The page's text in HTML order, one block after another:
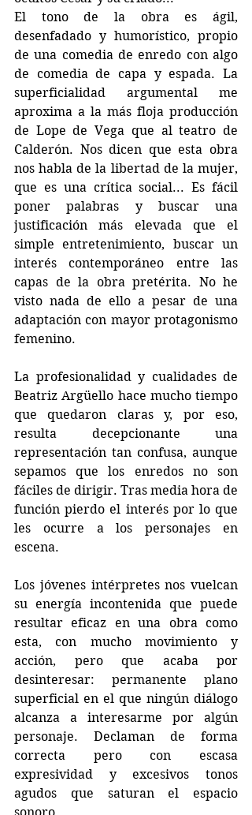
El tono de la obra es ágil,
desenfadado y humorístico, propio
de una comedia de enredo con algo
de comedia de capa y espada. La
superficialidad argumental me
aproxima a la más floja producción
de Lope de Vega que al teatro de
Calderón. Nos dicen que esta obra
nos habla de la libertad de la mujer,
que es una crítica social... Es fácil
poner palabras y buscar una
justificación más elevada que el
simple entretenimiento, buscar un
interés contemporáneo entre las
capas de la obra pretérita. No he
visto nada de ello a pesar de una
adaptación con mayor protagonismo
femenino.
La profesionalidad y cualidades de
Beatriz Argüello hace mucho tiempo
que quedaron claras y, por eso,
resulta decepcionante una
representación tan confusa, aunque
sepamos que los enredos no son
fáciles de dirigir. Tras media hora de
función pierdo el interés por lo que
les ocurre a los personajes en
escena.
Los jóvenes intérpretes nos vuelcan
su energía incontenida que puede
resultar eficaz en una obra como
esta, con mucho movimiento y
acción, pero que acaba por
desinteresar: permanente plano
superficial en el que ningún diálogo
alcanza a interesarme por algún
personaje. Declaman de forma
correcta pero con escasa
expresividad y excesivos tonos
agudos que saturan el espacio